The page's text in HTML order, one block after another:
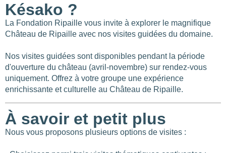
Késako ?
La Fondation Ripaille vous invite à explorer le magnifique
Château de Ripaille avec nos visites guidées du domaine.
Nos visites guidées sont disponibles pendant la période
d'ouverture du château (avril-novembre) sur rendez-vous
uniquement. Offrez à votre groupe une expérience
enrichissante et culturelle au Château de Ripaille.
À savoir et petit plus
Nous vous proposons plusieurs options de visites :